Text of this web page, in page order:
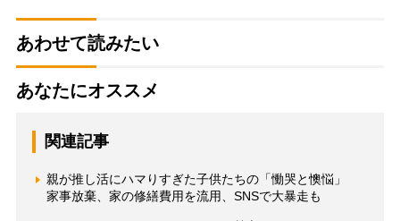
あわせて読みたい
あなたにオススメ
関連記事
親が推し活にハマりすぎた子供たちの「慟哭と懊悩」
家事放棄、家の修繕費用を流用、SNSで大暴走も